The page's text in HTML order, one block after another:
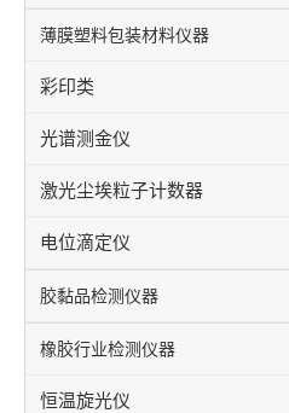
薄膜塑料包装材料仪器
彩印类
光谱测金仪
激光尘埃粒子计数器
电位滴定仪
胶黏品检测仪器
橡胶行业检测仪器
恒温旋光仪